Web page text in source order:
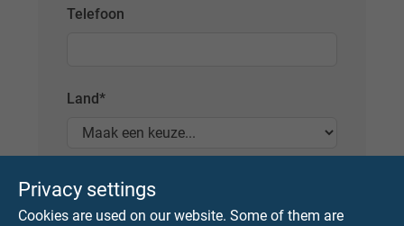
Privacy settings
Cookies are used on our website. Some of them are
Telefoon
Land*
*